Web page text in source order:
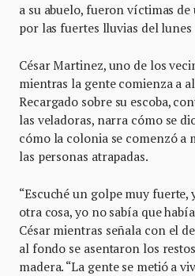
a su abuelo, fueron víctimas
por las fuertes lluvias del lunes
César Martinez, uno de los
mientras la gente comienza a
Recargado sobre su escoba,
las veladoras, narra cómo se
cómo la colonia se comenzó a
las personas atrapadas.
“Escuché un golpe muy fuerte,
otra cosa, yo no sabía que
César mientras señala con el
al fondo se asentaron los
madera. “La gente se metió a